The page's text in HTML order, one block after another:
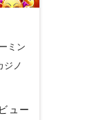
ミン
ジノ
ュー